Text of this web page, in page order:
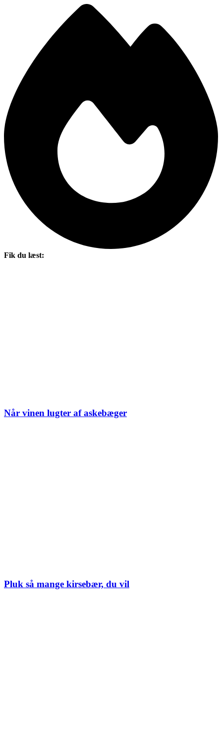
Fik du læst:
Når vinen lugter af askebæger
Pluk så mange kirsebær, du vil